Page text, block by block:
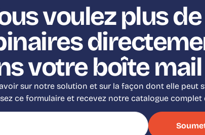
voulez plus de
votre boîte mail
sur notre solution et sur la façon dont elle peut
ce formulaire et recevez notre catalogue complet